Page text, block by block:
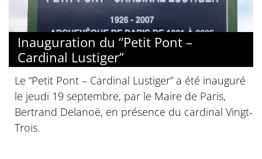
Inauguration du “Petit Pont –
Cardinal Lustiger”
Le “Petit Pont – Cardinal Lustiger” a été inauguré
le jeudi 19 septembre, par le Maire de Paris,
Bertrand Delanoë, en présence du cardinal Vingt-
Trois.